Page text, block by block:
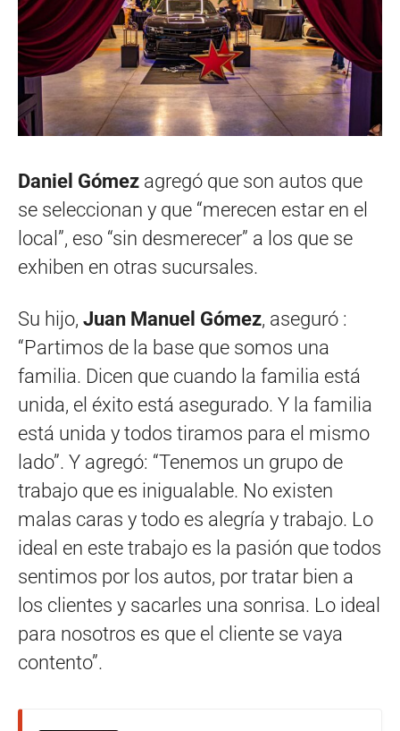
Daniel Gómez agregó que son autos que
se seleccionan y que “merecen estar en el
local”, eso “sin desmerecer” a los que se
exhiben en otras sucursales.
Su hijo, Juan Manuel Gómez, aseguró :
“Partimos de la base que somos una
familia. Dicen que cuando la familia está
unida, el éxito está asegurado. Y la familia
está unida y todos tiramos para el mismo
lado”. Y agregó: “Tenemos un grupo de
trabajo que es inigualable. No existen
malas caras y todo es alegría y trabajo. Lo
ideal en este trabajo es la pasión que todos
sentimos por los autos, por tratar bien a
los clientes y sacarles una sonrisa. Lo ideal
para nosotros es que el cliente se vaya
contento”.